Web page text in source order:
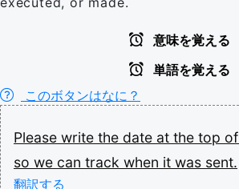
意味を覚える
単語を覚える
このボタンはなに？
Please write the date at the top of
so we can track when it was sent.
翻訳する